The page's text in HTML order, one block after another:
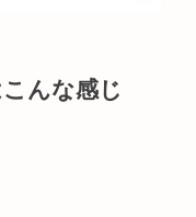
んな感じ